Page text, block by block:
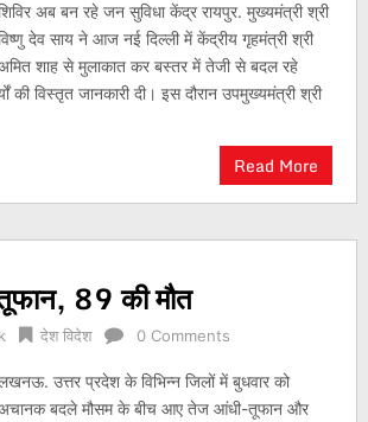
अब बन रहे जन सुविधा केंद्र रायपुर. मुख्यमंत्री श्री
देव साय ने आज नई दिल्ली में केंद्रीय गृहमंत्री श्री
शाह से मुलाकात कर बस्तर में तेजी से बदल रहे
की विस्तृत जानकारी दी। इस दौरान उपमुख्यमंत्री श्री
Read More
89 की मौत
देश विदेश 0 Comments
उत्तर प्रदेश के विभिन्न जिलों में बुधवार को
बदले मौसम के बीच आए तेज आंधी-तूफान और